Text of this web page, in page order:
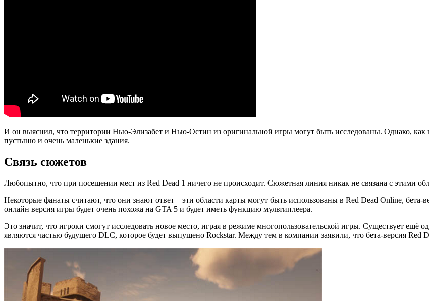
И он выяснил, что территории Нью-Элизабет и Нью-Остин из оригинальной игры могут быть исследованы. Однако,
пустыню и очень маленькие здания.
Связь сюжетов
Любопытно, что при посещении мест из Red Dead 1 ничего не происходит. Сюжетная линия никак не связана с этими
Некоторые фанаты считают, что они знают ответ – эти области карты могут быть использованы в Red Dead Online, бета-
онлайн версия игры будет очень похожа на GTA 5 и будет иметь функцию мультиплеера.
Это значит, что игроки смогут исследовать новое место, играя в режиме многопользовательской игры. Существует ещё
являются частью будущего DLC, которое будет выпущено Rockstar. Между тем в компании заявили, что бета-версия Red